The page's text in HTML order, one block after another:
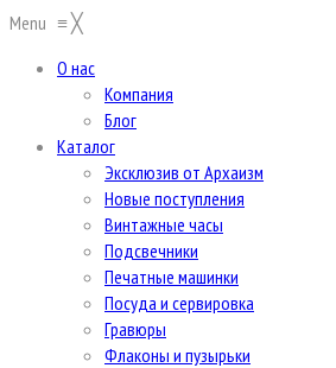
Menu ≡╳
О нас
Компания
Блог
Каталог
Эксклюзив от Архаизм
Новые поступления
Винтажные часы
Подсвечники
Печатные машинки
Посуда и сервировка
Гравюры
Флаконы и пузырьки